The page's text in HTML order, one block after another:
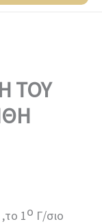
ΤΟΥ
1ο Γ/σιο